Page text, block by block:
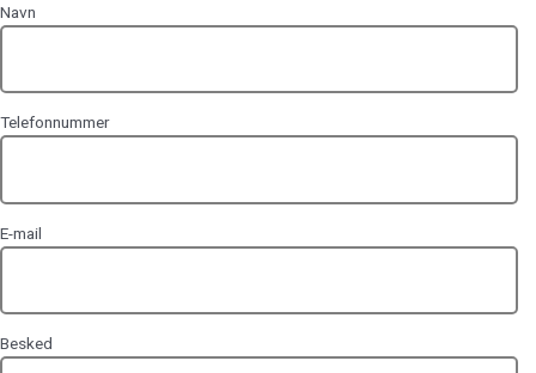
Navn
Telefonnummer
E-mail
Besked